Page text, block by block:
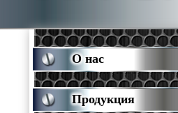
О нас
Продукция